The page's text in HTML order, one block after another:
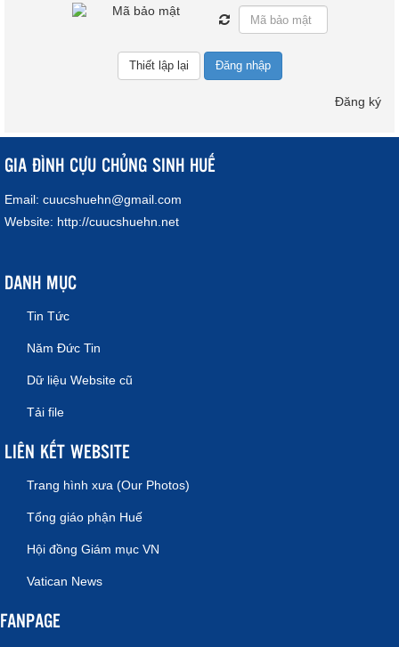
Đăng nhập
Đăng ký
GIA ĐÌNH CỰU CHỦNG SINH HUẾ
Email: cuucshuehn@gmail.com
Website: http://cuucshuehn.net
DANH MỤC
Tin Tức
Năm Đức Tin
Dữ liệu Website cũ
Tải file
LIÊN KẾT WEBSITE
Trang hình xưa (Our Photos)
Tổng giáo phận Huế
Hội đồng Giám mục VN
Vatican News
FANPAGE